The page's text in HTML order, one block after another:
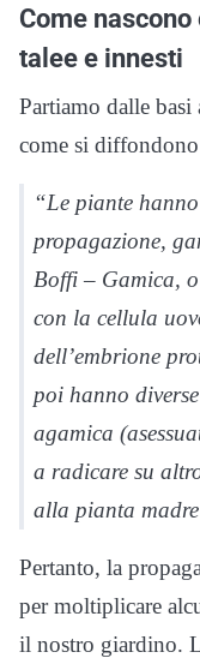
Come
talee e innesti
Partiamo dalle basi
come si
“Le piante
propagazione,
Boffi – Gamica,
con la cellula
dell’embrione
poi hanno
agamica
a radicare su
alla pianta
Pertanto, la
per moltiplicare
il nostro giardino.